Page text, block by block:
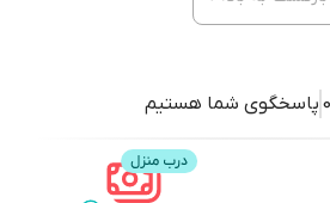
پاسخگوی شما هستیم